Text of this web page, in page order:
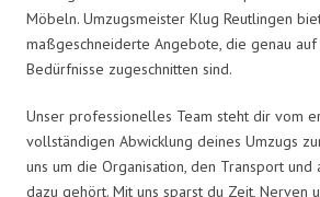
Möbeln. Umzugsmeister Klug Reutlingen
maßgeschneiderte Angebote, die genau
Bedürfnisse zugeschnitten sind.
Unser professionelles Team steht dir vom
vollständigen Abwicklung deines Umzugs
uns um die Organisation, den Transport und
dazu gehört. Mit uns sparst du Zeit, Nerven